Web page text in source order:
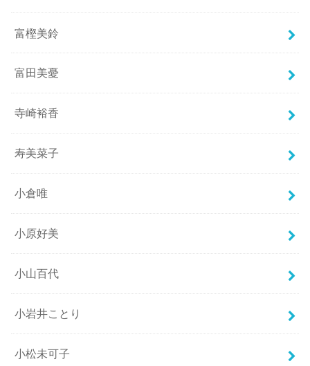
富樫美鈴
富田美憂
寺崎裕香
寿美菜子
小倉唯
小原好美
小山百代
小岩井ことり
小松未可子